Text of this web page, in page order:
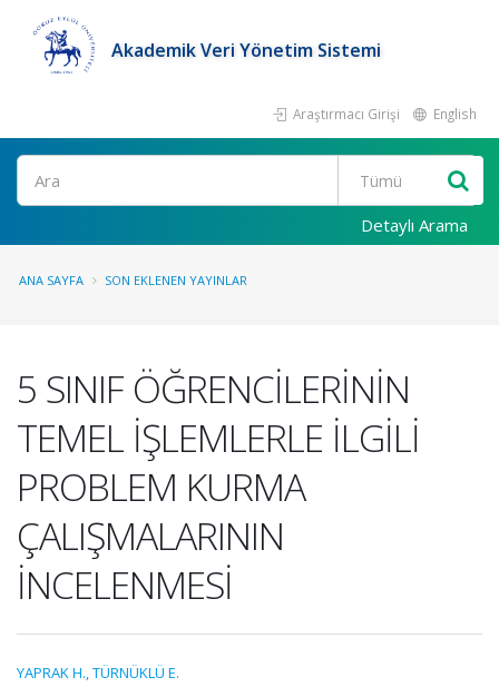
Akademik Veri Yönetim Sistemi
Araştırmacı Girişi English
Ara
Detaylı Arama
ANA SAYFA SON EKLENEN YAYINLAR
5 SINIF ÖĞRENCİLERİNİN
TEMEL İŞLEMLERLE İLGİLİ
PROBLEM KURMA
ÇALIŞMALARININ
İNCELENMESİ
YAPRAK H.,TÜRNÜKLÜ E.